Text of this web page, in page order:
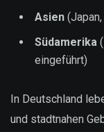
Asien
Südamerika
eingeführt)
In Deutschland
und stadtnahen